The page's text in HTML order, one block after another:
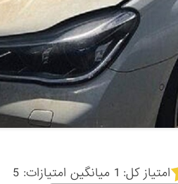
امتیاز کل: 1 میانگین امتیازات:5